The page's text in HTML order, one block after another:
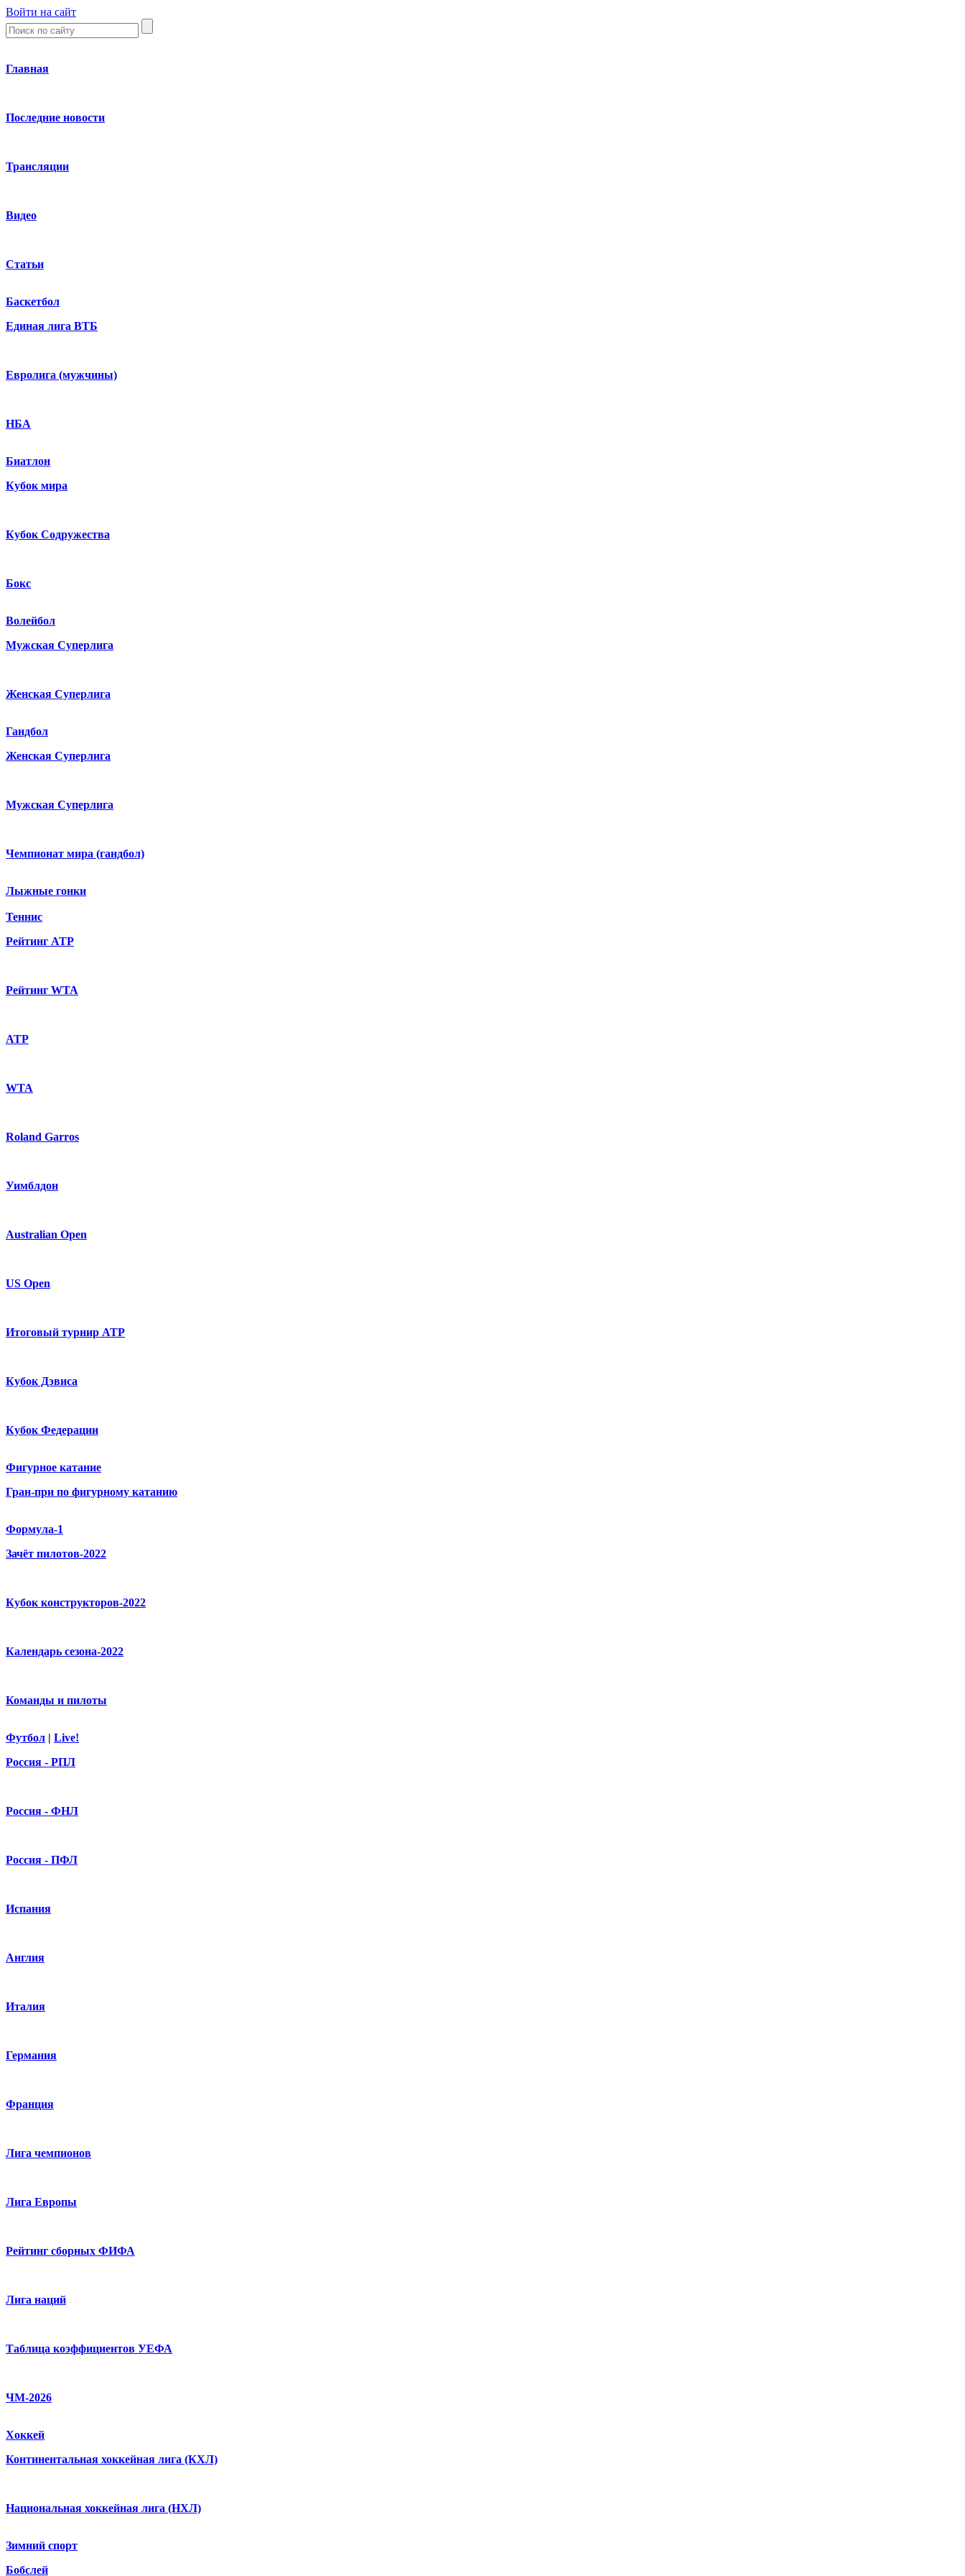
Войти на сайт
Главная
Последние новости
Трансляции
Видео
Статьи
Баскетбол
Единая лига ВТБ
Евролига (мужчины)
НБА
Биатлон
Кубок мира
Кубок Содружества
Бокс
Волейбол
Мужская Суперлига
Женская Суперлига
Гандбол
Женская Суперлига
Мужская Суперлига
Чемпионат мира (гандбол)
Лыжные гонки
Теннис
Рейтинг ATP
Рейтинг WTA
ATP
WTA
Roland Garros
Уимблдон
Australian Open
US Open
Итоговый турнир ATP
Кубок Дэвиса
Кубок Федерации
Фигурное катание
Гран-при по фигурному катанию
Формула-1
Зачёт пилотов-2022
Кубок конструкторов-2022
Календарь сезона-2022
Команды и пилоты
Футбол | Live!
Россия - РПЛ
Россия - ФНЛ
Россия - ПФЛ
Испания
Англия
Италия
Германия
Франция
Лига чемпионов
Лига Европы
Рейтинг сборных ФИФА
Лига наций
Таблица коэффициентов УЕФА
ЧМ-2026
Хоккей
Континентальная хоккейная лига (КХЛ)
Национальная хоккейная лига (НХЛ)
Зимний спорт
Бобслей